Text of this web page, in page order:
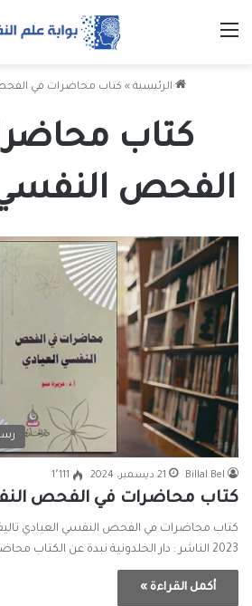
الرئيسية » كتاب محاضرات في
كتاب
الفحص النفسي
Billal Bel 21 ديسمبر، 2024 1٬111
كتاب محاضرات في الفحص
كتاب محاضرات في الفحص النفسي العيادي
2023 الناشر : دار الخلدونية نبدة عن الكتاب محاضرات…
أكمل القراءة »